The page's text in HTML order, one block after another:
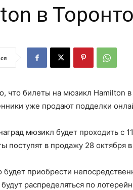
в Торонто
что билеты на мюзикл Hamilton
уже продают подделки
мюзикл будет проходить с
поступят в продажу 28 октября
приобрести
распределяться по